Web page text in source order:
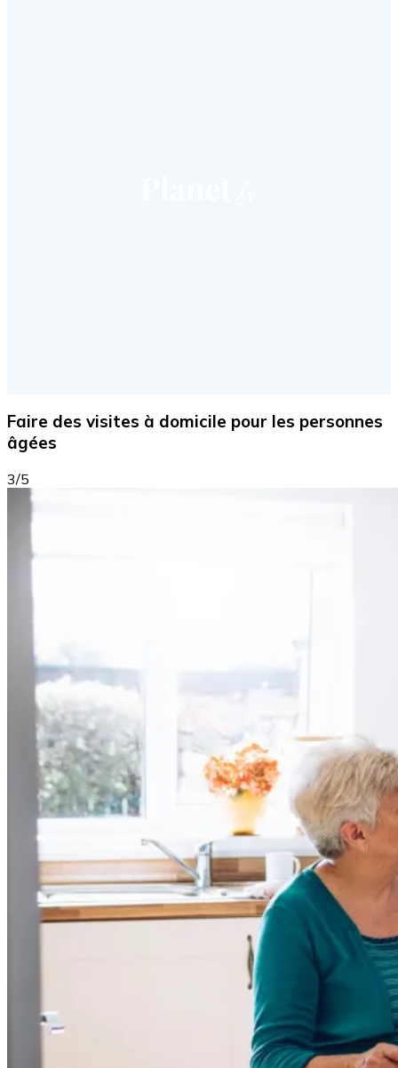
Faire des visites à domicile pour les personnes
âgées
3/5